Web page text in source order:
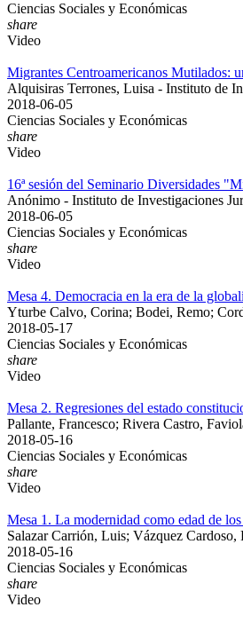
Ciencias Sociales y Económicas
share
Video
Migrantes Centroamericanos Mutilados:
Alquisiras Terrones, Luisa - Instituto de
2018-06-05
Ciencias Sociales y Económicas
share
Video
16ª sesión del Seminario Diversidades
Anónimo - Instituto de Investigaciones
2018-06-05
Ciencias Sociales y Económicas
share
Video
Mesa 4. Democracia en la era de la
Yturbe Calvo, Corina; Bodei, Remo;
2018-05-17
Ciencias Sociales y Económicas
share
Video
Mesa 2. Regresiones del estado
Pallante, Francesco; Rivera Castro,
2018-05-16
Ciencias Sociales y Económicas
share
Video
Mesa 1. La modernidad como edad de
Salazar Carrión, Luis; Vázquez
2018-05-16
Ciencias Sociales y Económicas
share
Video